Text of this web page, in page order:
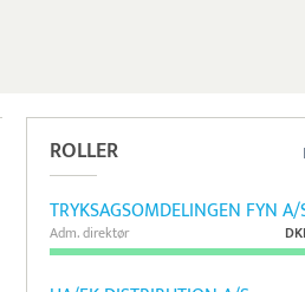
ROLLER
TRYKSAGSOMDELINGEN FYN A/
Adm. direktør